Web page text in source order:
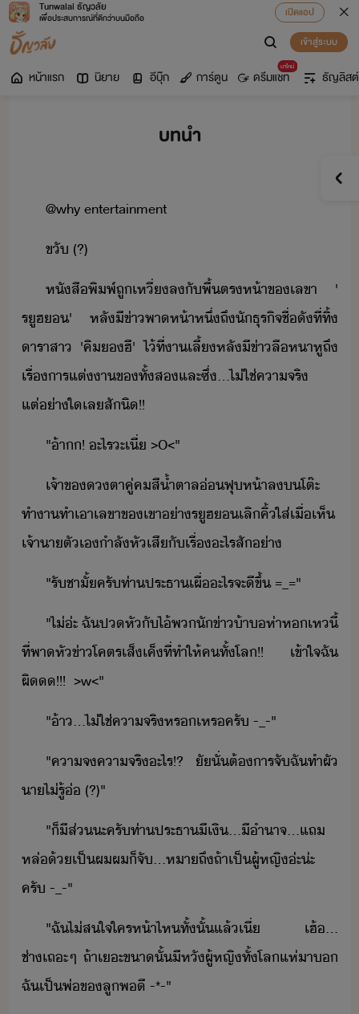
Tunwalai ธัญวลัย
เพื่อประสบการณ์ที่ดีกว่าบนมือถือ
เปิดแอป
เข้าสู่ระบบ
หน้าแรก นิยาย อีบุ๊ก การ์ตูน
มาใหม่
ดรีมแชท ธัญลิสต์
บทนำ
@why​ ​entertainment
ขั​ ​(​?)
หัสืพิพ์​ถู​เหี่​ล​ั​พื้​ตรห้า​ข​เลขา​ ​'​
รูฮ​​'​ ​หลั​ี​ข่า​พา​ห้าหึ่​ถึ​ัธุริจ​ชื่ั​ที่​ทิ้​
ารา​สา​ ​'​คิ​​ฮี​'​ ​ไ้​ที่​าเลี้​หลั​ี​ข่าลื​หาหู​ถึ​
เรื่​าร​แต่า​ข​ทั้ส​และ​ซึ่​...​ไ่ใช่​คาจริ​
แต่่าใ​เล​สัิ​!​!
"​้า​​!​ ​ะไร​ะ​เี่​ ​>O<​"
เจ้าข​ตา​คู่​ค​สี้ำตาล​่​ฟุ​ห้า​ล​​โต๊ะ
ทำา​ทำเา​เลขา​ข​เขา​่า​รูฮ​​เลิ​คิ้​ใส่​เื่​เห็​
เจ้าา​ตัเ​ำลั​หัเสี​ั​เรื่​ะไร​สั​่า
"​รั​ชาั​้​ครั​ท่า​ประธา​เผื่​ะไร​จะ​ีขึ้​ ​=_=​"
"​ไ่​่ะ​ ​ฉั​ปหั​ั​ไ้​พ​ัข่า​้า​ห่า​ห​เห​ี้​
ที่​พาหัข่า​โคตร​เส็​เค็​ที่​ทำให้​ค​ทั้โล​!​!​ ​เข้าใจ​ฉั​
ผิ​!​!​!​ ​ ​>w<​"
"​้า​...​ไ่ใช่​คาจริ​หร​เหร​ครั​ ​-_-​"
"​คา​จ​คาจริ​ะไร​!​?​ ั​ั​่​ต้าร​จั​ฉัทำ​ผั​
า​ไ่รู้​่​ ​(​?)​"
"​็​ีส่​ะ​ครั​ท่า​ประธา​ีเิ​...​ีำาจ​...​แถ​
หล่​้​เป็​ผ​ผ​็​จั​...​หาถึ​ถ้า​เป็​ผู้หญิ​่ะ​่ะ​
ครั​ ​-_-​"
"​ฉั​ไ่ส​ใจ​ใคร​ห้า​ไห​ทั้ั้​แล้​เี่​ ​เฮ้​...​
ช่าเถะ​ๆ​ ​ถ้า​เะ​ขา​ั้​ีหั​ผู้หญิ​ทั้โล​แห่​า​​
ฉั​เป็​พ่​ข​ลู​พี​ ​-*-​"